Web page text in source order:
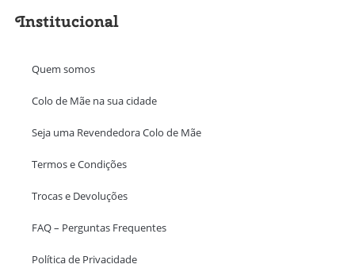
Institucional
Quem somos
Colo de Mãe na sua cidade
Seja uma Revendedora Colo de Mãe
Termos e Condições
Trocas e Devoluções
FAQ – Perguntas Frequentes
Política de Privacidade